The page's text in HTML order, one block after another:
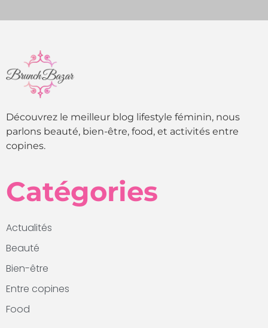
Découvrez le meilleur blog lifestyle féminin, nous
parlons beauté, bien-être, food, et activités entre
copines.
Catégories
Actualités
Beauté
Bien-être
Entre copines
Food